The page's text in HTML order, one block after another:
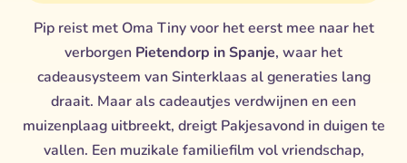
Pip reist met Oma Tiny voor het eerst mee naar het
verborgen Pietendorp in Spanje, waar het
cadeausysteem van Sinterklaas al generaties lang
draait. Maar als cadeautjes verdwijnen en een
muizenplaag uitbreekt, dreigt Pakjesavond in duigen te
vallen. Een muzikale familiefilm vol vriendschap,